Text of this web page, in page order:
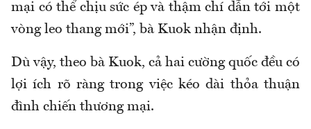
mại có thể chịu sức ép và thậm chí dẫn tới một
vòng leo thang mới”, bà Kuok nhận định.
Dù vậy, theo bà Kuok, cả hai cường quốc đều có
lợi ích rõ ràng trong việc kéo dài thỏa thuận
đình chiến thương mại.